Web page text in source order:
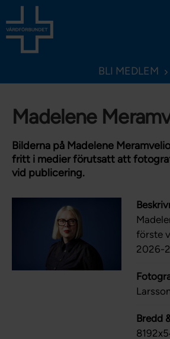
BLI MEDLEM
Madelene
Bilderna på Madelene
fritt i medier förutsatt att
vid publicering.
förste
2026-
Bredd